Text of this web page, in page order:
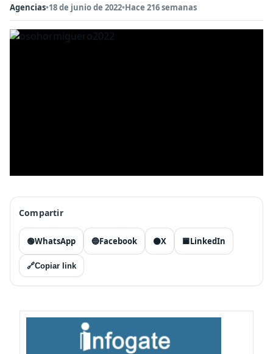
Agencias•18 de junio de 2022•Hace 216 semanas
Compartir
🟢WhatsApp 🔵Facebook ⚫X 🟦LinkedIn
🔗Copiar link